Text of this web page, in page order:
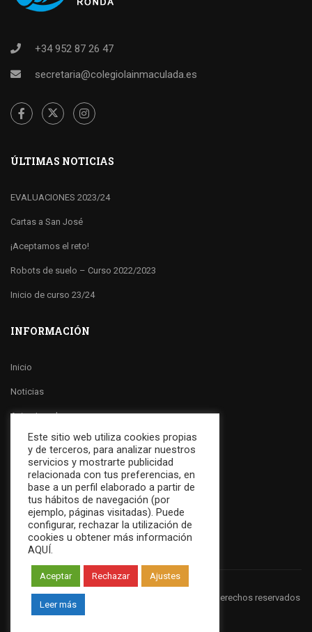
+34 952 87 26 47
secretaria@colegiolainmaculada.es
ÚLTIMAS NOTICIAS
EVALUACIONES 2023/24
Cartas a San José
¡Aceptamos el reto!
Robots de suelo – Curso 2022/2023
Inicio de curso 23/24
INFORMACIÓN
Inicio
Noticias
Aviso Legal
Política de Cookies
Política de Privacidad
Canal Ético
Contactar
Copyright 2021 Colegio La Inmaculada - Todos los derechos reservados
Hosting España y Diseño Web
Este sitio web utiliza cookies propias
y de terceros, para analizar nuestros
servicios y mostrarte publicidad
relacionada con tus preferencias, en
base a un perfil elaborado a partir de
tus hábitos de navegación (por
ejemplo, páginas visitadas). Puede
configurar, rechazar la utilización de
cookies u obtener más información
AQUÍ.
Aceptar Rechazar Ajustes
Leer más